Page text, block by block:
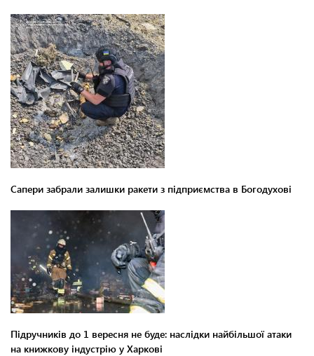
Сапери забрали залишки ракети з підприємства в Богодухові
Підручників до 1 вересня не буде: наслідки найбільшої атаки
на книжкову індустрію у Харкові